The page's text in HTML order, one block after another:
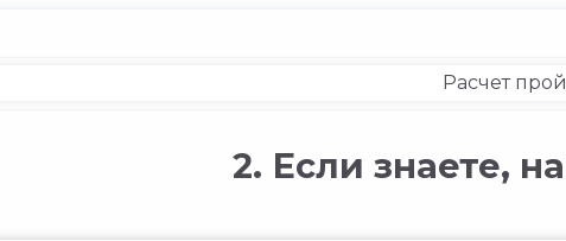
2. Если знаете,
Расчет